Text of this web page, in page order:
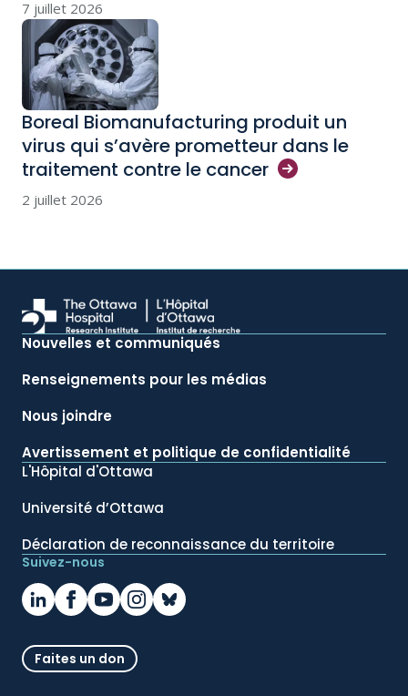
7 juillet 2026
Boreal Biomanufacturing produit un
virus qui s’avère prometteur dans le
traitement contre le cancer
2 juillet 2026
Nouvelles et communiqués
Renseignements pour les médias
Nous joindre
Avertissement et politique de confidentialité
L'Hôpital d'Ottawa
Université d’Ottawa
Déclaration de reconnaissance du territoire
Suivez-nous
Faites un don